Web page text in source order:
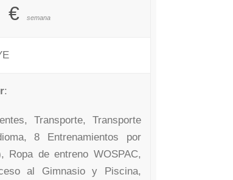
€ semana
:
Transporte, Transporte
8 Entrenamientos por
Ropa de entreno WOSPAC,
al Gimnasio y Piscina,